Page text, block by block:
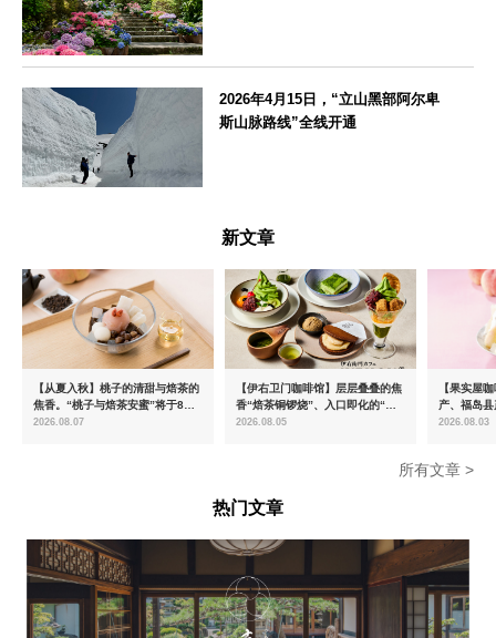
2026年4月15日，“立山黑部阿尔卑
斯山脉路线”全线开通
新文章
【从夏入秋】桃子的清甜与焙茶的
焦香。“桃子与焙茶安蜜”将于8月
中旬起限时发售
2026.08.07
【伊右卫门咖啡馆】层层叠叠的焦
香“焙茶铜锣烧”、入口即化的“宇
治抹茶提拉米苏”全新登场
2026.08.05
【果实屋
产、福岛
2026.08.03
所有文章 >
热门文章